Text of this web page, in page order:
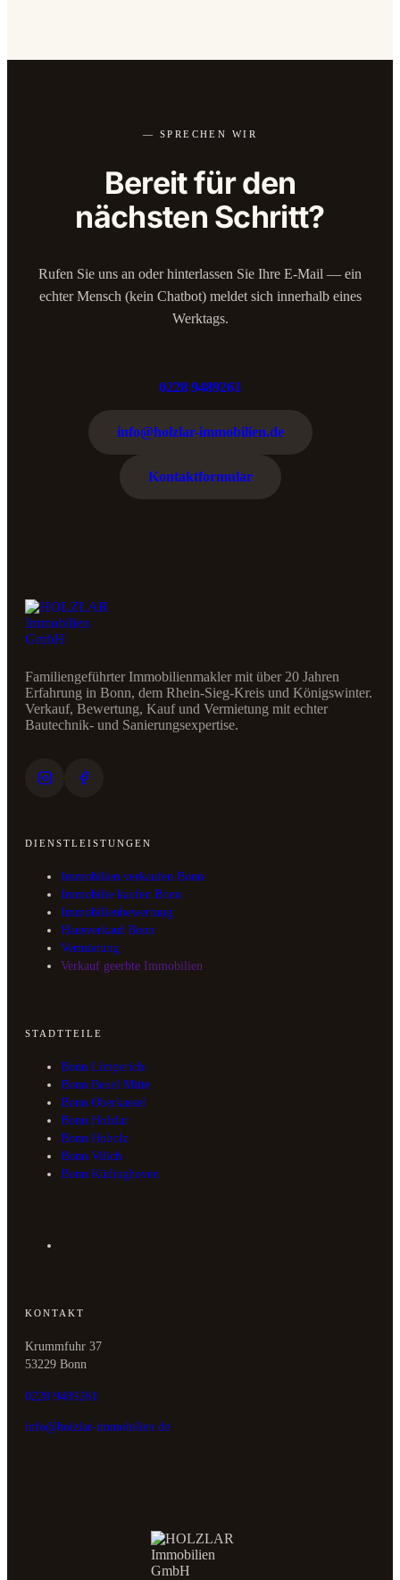
— SPRECHEN WIR
Bereit für den
nächsten Schritt?
Rufen Sie uns an oder hinterlassen Sie Ihre E-Mail — ein
echter Mensch (kein Chatbot) meldet sich innerhalb eines
Werktags.
0228 9489261
info@holzlar-immobilien.de
Kontaktformular
Familiengeführter Immobilienmakler mit über 20 Jahren
Erfahrung in Bonn, dem Rhein-Sieg-Kreis und Königswinter.
Verkauf, Bewertung, Kauf und Vermietung mit echter
Bautechnik- und Sanierungsexpertise.
DIENSTLEISTUNGEN
Immobilien verkaufen Bonn
Immobilie kaufen Bonn
Immobilienbewertung
Hausverkauf Bonn
Vermietung
Verkauf geerbte Immobilien
STADTTEILE
Bonn Limperich
Bonn Beuel Mitte
Bonn Oberkassel
Bonn Holzlar
Bonn Hoholz
Bonn Vilich
Bonn Küdinghoven
KONTAKT
Krummfuhr 37
53229 Bonn
0228 9489261
info@holzlar-immobilien.de